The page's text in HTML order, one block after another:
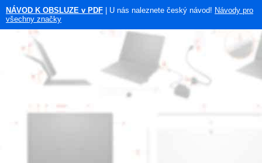
NÁVOD K OBSLUZE v PDF | U nás naleznete český návod! Návody pro
všechny značky